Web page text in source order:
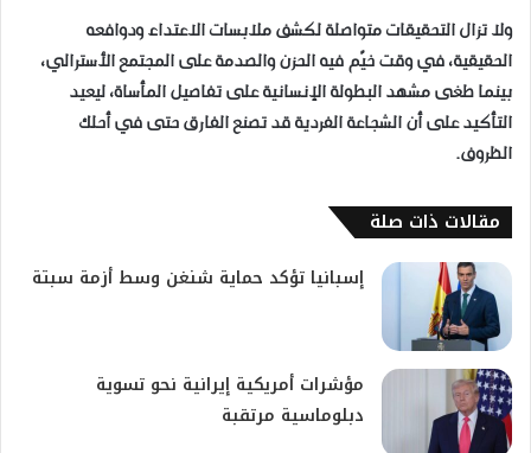
ولا تزال التحقيقات متواصلة لكشف ملابسات الاعتداء ودوافعه
الحقيقية، في وقت خيّم فيه الحزن والصدمة على المجتمع الأسترالي،
بينما طغى مشهد البطولة الإنسانية على تفاصيل المأساة، ليعيد
التأكيد على أن الشجاعة الفردية قد تصنع الفارق حتى في أحلك
الظروف.
مقالات ذات صلة
إسبانيا تؤكد حماية شنغن وسط أزمة سبتة
مؤشرات أمريكية إيرانية نحو تسوية
دبلوماسية مرتقبة